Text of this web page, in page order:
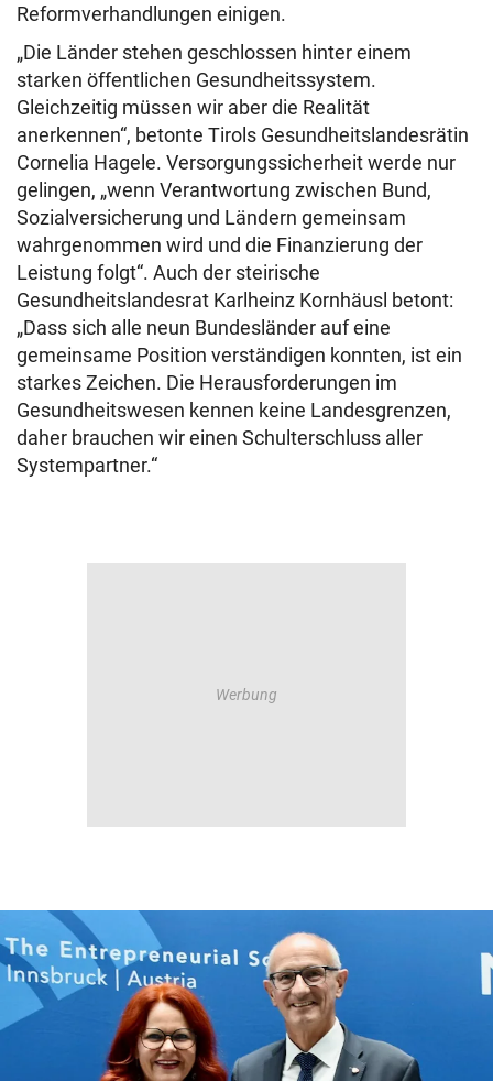
Reformverhandlungen einigen.
„Die Länder stehen geschlossen hinter einem
starken öffentlichen Gesundheitssystem.
Gleichzeitig müssen wir aber die Realität
anerkennen“, betonte Tirols Gesundheitslandesrätin
Cornelia Hagele. Versorgungssicherheit werde nur
gelingen, „wenn Verantwortung zwischen Bund,
Sozialversicherung und Ländern gemeinsam
wahrgenommen wird und die Finanzierung der
Leistung folgt“. Auch der steirische
Gesundheitslandesrat Karlheinz Kornhäusl betont:
„Dass sich alle neun Bundesländer auf eine
gemeinsame Position verständigen konnten, ist ein
starkes Zeichen. Die Herausforderungen im
Gesundheitswesen kennen keine Landesgrenzen,
daher brauchen wir einen Schulterschluss aller
Systempartner.“